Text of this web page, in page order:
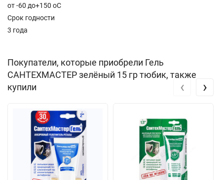
от -60 до+150 oC
Срок годности
3 года
Покупатели, которые приобрели Гель
САНТЕХМАСТЕР зелёный 15 гр тюбик, также
купили
‹ ›